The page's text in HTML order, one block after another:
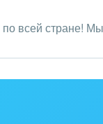
СМИ,
всей стране!